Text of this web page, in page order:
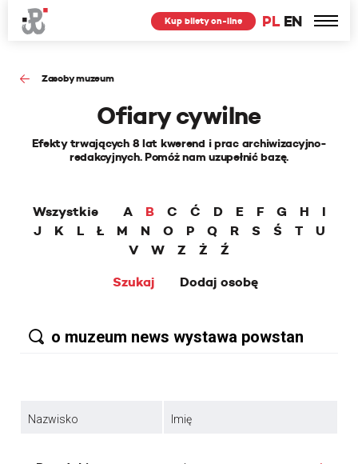
PL EN
Kup bilety on-line
Zasoby muzeum
Ofiary cywilne
Efekty trwających 8 lat kwerend i prac archiwizacyjno-
redakcyjnych. Pomóż nam uzupełnić bazę.
Wszystkie A B C Ć D E F G H
I
J
K L Ł M N O P Q R S Ś T
U
V
W Z Ż
Ź
Szukaj
Dodaj osobę
Nazwisko Imię